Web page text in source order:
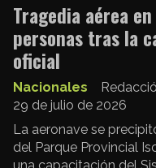
Tragedia aérea
personas tras la
oficial
Nacionales
29 de julio de 2026
La aeronave se
del Parque Provincial